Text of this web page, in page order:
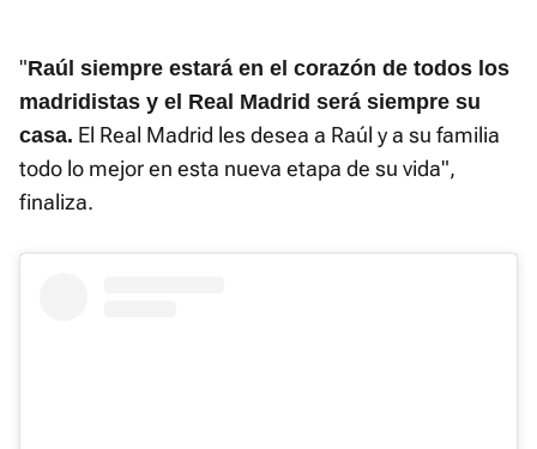
"Raúl siempre estará en el corazón de todos los
madridistas y el Real Madrid será siempre su
casa. El Real Madrid les desea a Raúl y a su familia
todo lo mejor en esta nueva etapa de su vida",
finaliza.